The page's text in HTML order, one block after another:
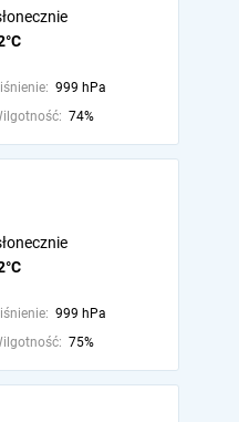
999 hPa
74%
999 hPa
75%